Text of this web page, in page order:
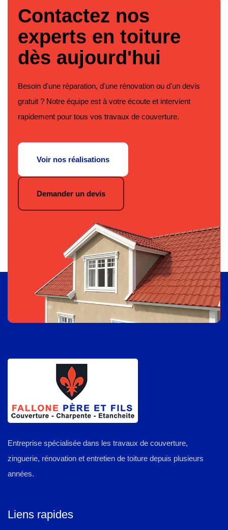
Contactez nos
experts en toiture
dès aujourd'hui
Besoin d'une réparation, d'une rénovation ou d'un devis
gratuit ? Notre équipe est à votre écoute et intervient
rapidement pour tous vos travaux de couverture.
Voir nos réalisations
Demander un devis
Entreprise spécialisée dans les travaux de couverture,
zinguerie, rénovation et entretien de toiture depuis plusieurs
années.
Liens rapides